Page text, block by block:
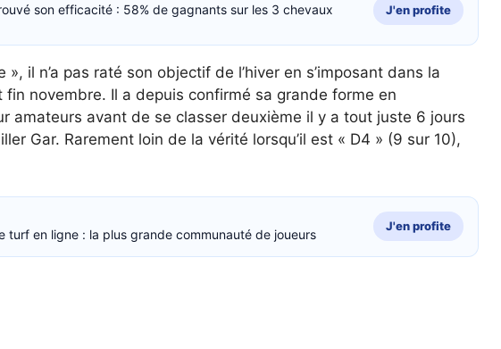
son efficacité : 58% de gagnants sur les 3 chevaux
J'en profite
», il n’a pas raté son objectif de l’hiver en s’imposant dans la
novembre. Il a depuis confirmé sa grande forme en
amateurs avant de se classer deuxième il y a tout juste 6 jours
Gar. Rarement loin de la vérité lorsqu’il est « D4 » (9 sur 10),
turf en ligne : la plus grande communauté de joueurs
J'en profite